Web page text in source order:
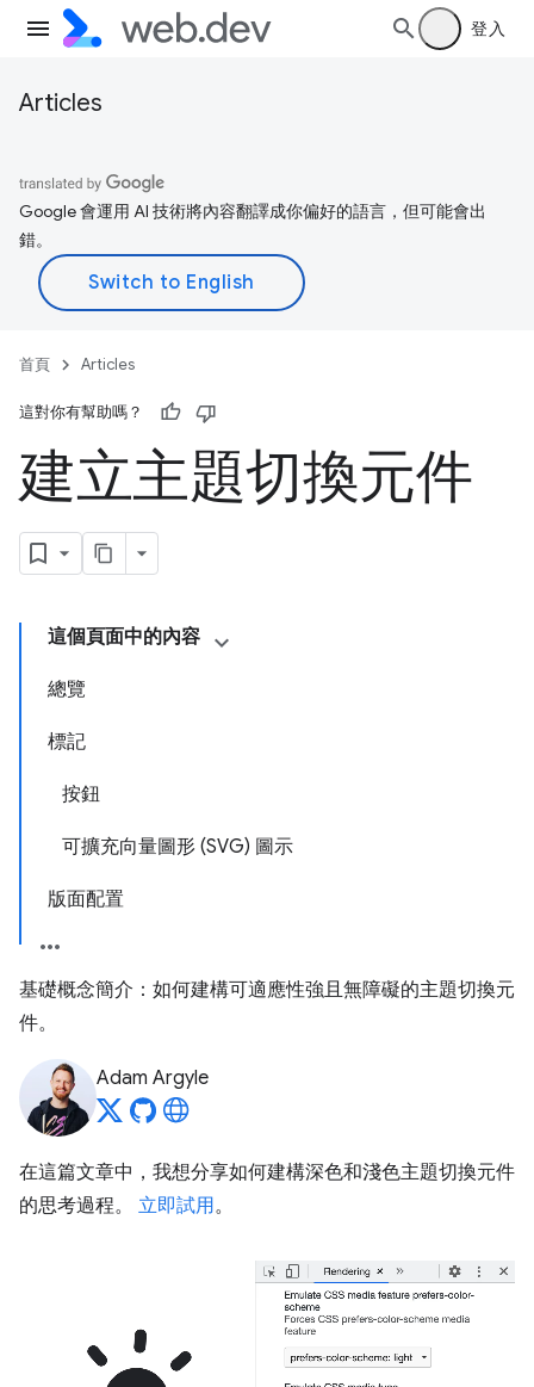
登入
Articles
Google 會運用 AI 技術將內容翻譯成你偏好的語言，但可能會出
錯。
首頁 Articles
這對你有幫助嗎？
建立主題切換元件
這個頁面中的內容
總覽
標記
按鈕
可擴充向量圖形 (SVG) 圖示
版面配置
基礎概念簡介：如何建構可適應性強且無障礙的主題切換元
件。
Adam Argyle
在這篇文章中，我想分享如何建構深色和淺色主題切換元件
的思考過程。 立即試用。